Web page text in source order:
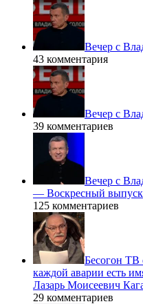
Вечер с
43 комментария
Вечер с
39 комментариев
Вечер с
— Воскресный выпуск
125 комментариев
Бесогон
каждой аварии есть
Лазарь Моисеевич
29 комментариев